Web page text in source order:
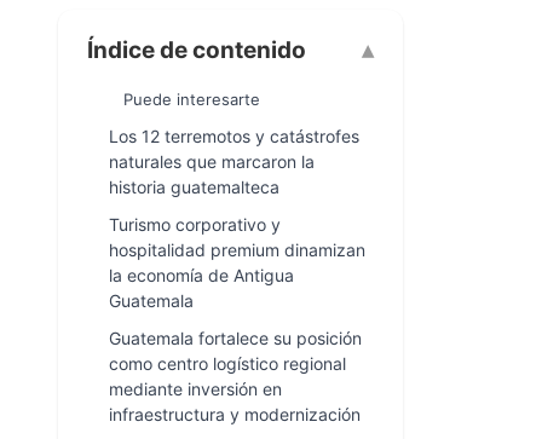
Índice de contenido
Puede interesarte
Los 12 terremotos y catástrofes
naturales que marcaron la
historia guatemalteca
Turismo corporativo y
hospitalidad premium dinamizan
la economía de Antigua
Guatemala
Guatemala fortalece su posición
como centro logístico regional
mediante inversión en
infraestructura y modernización